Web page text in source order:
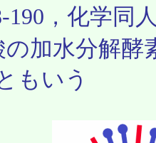
190，化学同
加水分解酵
もいう